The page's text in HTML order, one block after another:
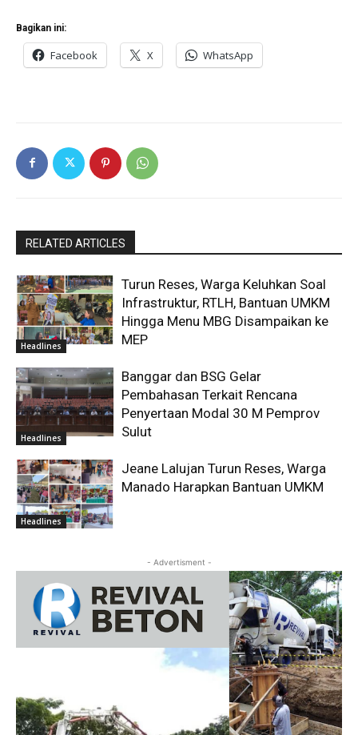
Bagikan ini:
Facebook X WhatsApp
RELATED ARTICLES
Headlines
Turun Reses, Warga Keluhkan Soal
Infrastruktur, RTLH, Bantuan UMKM
Hingga Menu MBG Disampaikan ke
MEP
Headlines
Banggar dan BSG Gelar
Pembahasan Terkait Rencana
Penyertaan Modal 30 M Pemprov
Sulut
Headlines
Jeane Lalujan Turun Reses, Warga
Manado Harapkan Bantuan UMKM
- Advertisment -